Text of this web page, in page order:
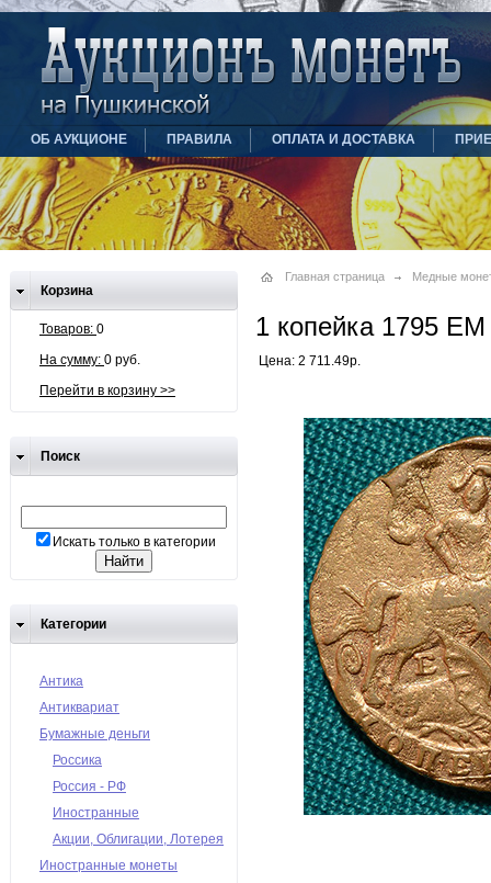
ОБ АУКЦИОНЕ ПРАВИЛА ОПЛАТА И ДОСТАВКА
Корзина
Товаров: 0
На сумму: 0 руб.
Перейти в корзину >>
Поиск
Искать только в категории
Категории
Антика
Антиквариат
Бумажные деньги
Россика
Россия - РФ
Иностранные
Акции, Облигации, Лотерея
Иностранные монеты
Главная страница Медные
1 копейка 1795 ЕМ
Цена: 2 711.49р.